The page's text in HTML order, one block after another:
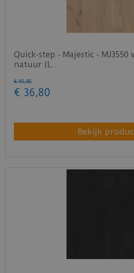
Quick-step - Majestic -
natuur (L…
€ 45,95
€ 36,80
Bekijk